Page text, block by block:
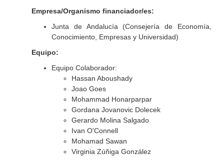
Empresa/Organismo financiador/es:
Junta de Andalucía (Consejería de Economía,
Conocimiento, Empresas y Universidad)
Equipo:
Equipo Colaborador:
Hassan Aboushady
Joao Goes
Mohammad Honarparpar
Gordana Jovanovic Dolecek
Gerardo Molina Salgado
Ivan O'Connell
Mohamad Sawan
Virginia Zúñiga González